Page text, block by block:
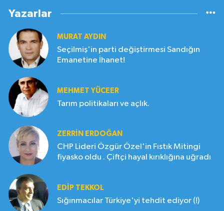
Yazarlar
MURAT AYDIN
Seçilmiş'in parti değiştirmesi Sandığın
Emanetine İhanet!
MEHMET YÜCEER
Tarım politikaları ve açlık.
ZERRIN ERDOĞAN
CHP Lideri Özgür Özel'in Fıstık Mitingi
fiyasko oldu . Çiftçi hayal kırıklığına uğradı
EDIP TEKKOL
Sığınmacılar Türkiye'yi tehdit ediyor (!)